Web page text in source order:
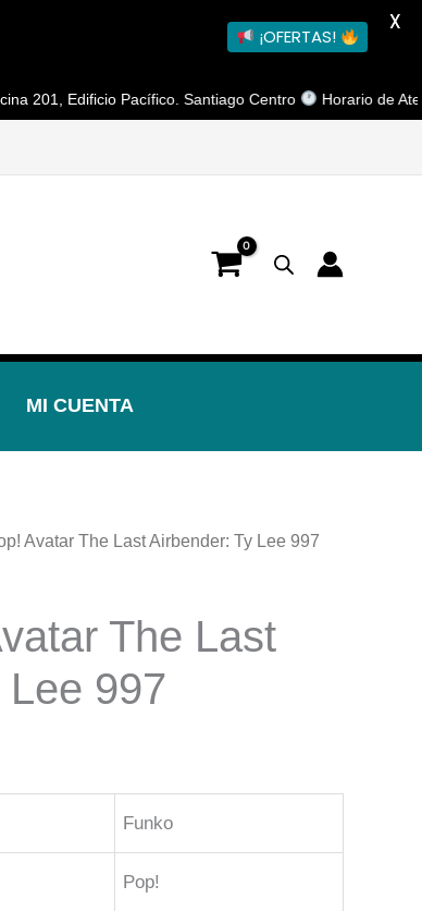
Edificio Pacífico. Santiago Centro Horario de Atención:
MI CUENTA
Avatar The Last Airbender: Ty Lee 997
The Last
997
Funko
Pop!
¡OFERTAS!
X